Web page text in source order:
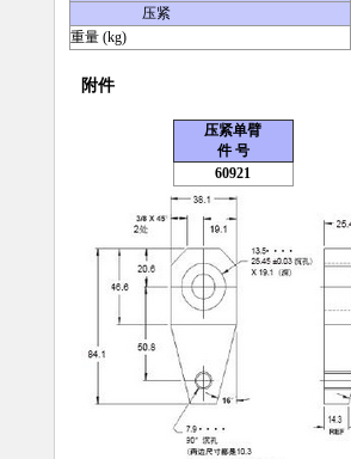
压紧
重量 (kg)
附件
压紧单臂
件 号
60921